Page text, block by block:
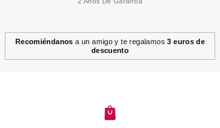
BABARIA
12.99€
Recomiéndanos a un amigo y te regalamos3 euros de
descuento